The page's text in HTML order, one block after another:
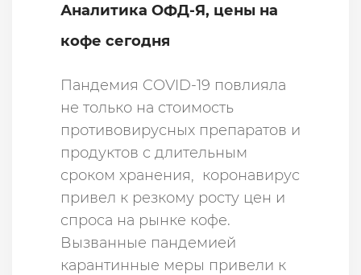
Аналитика ОФД-Я, цены на
кофе сегодня
Пандемия COVID-19 повлияла
не только на стоимость
противовирусных препаратов и
продуктов с длительным
сроком хранения, коронавирус
привел к резкому росту цен и
спроса на рынке кофе.
Вызванные пандемией
карантинные меры привели к